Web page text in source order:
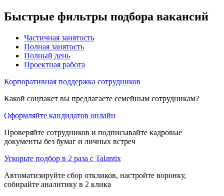
Быстрые фильтры подбора вакансий
Частичная занятость
Полная занятость
Полный день
Проектная работа
Корпоративная поддержка сотрудников
Какой соцпакет вы предлагаете семейным сотрудникам?
Оформляйте кандидатов онлайн
Проверяйте сотрудников и подписывайте кадровые
документы без бумаг и личных встреч
Ускорьте подбор в 2 раза с Talantix
Автоматизируйте сбор откликов, настройте воронку,
собирайте аналитику в 2 клика